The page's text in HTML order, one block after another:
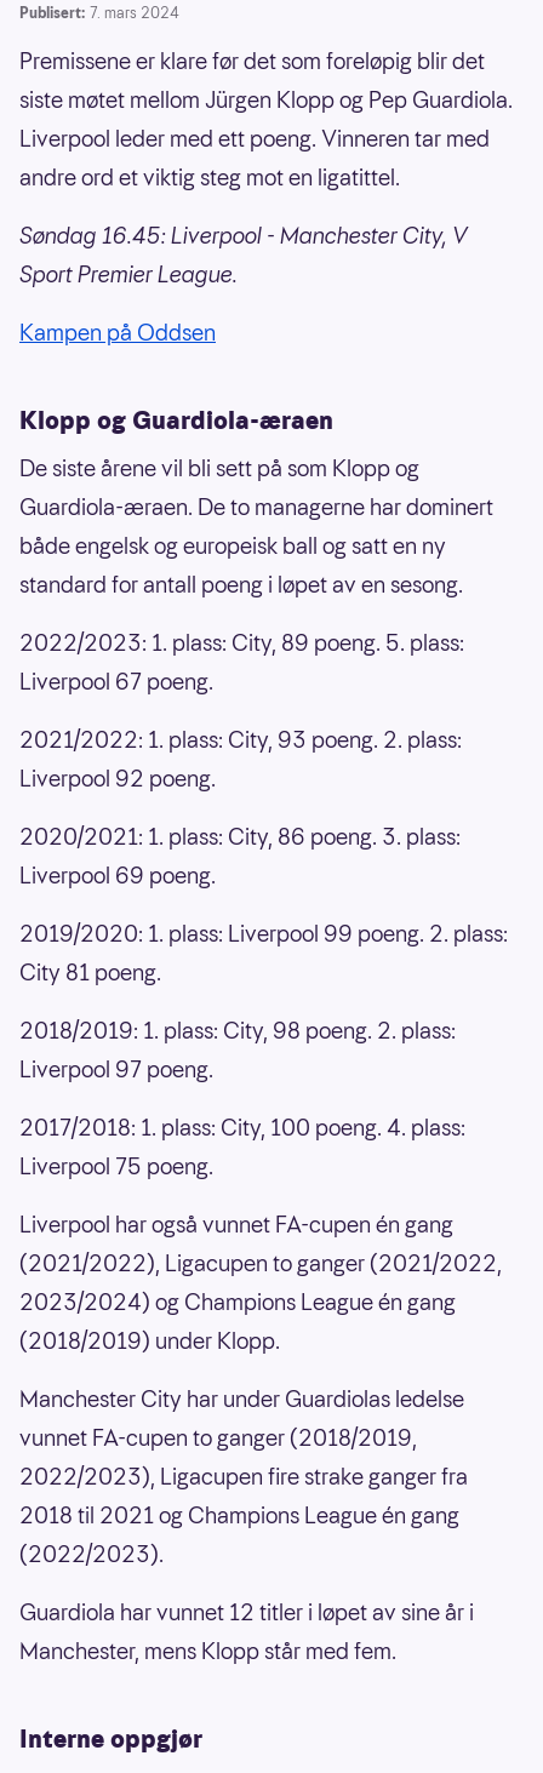
Publisert: 7. mars 2024
Premissene er klare før det som foreløpig blir det
siste møtet mellom Jürgen Klopp og Pep Guardiola.
Liverpool leder med ett poeng. Vinneren tar med
andre ord et viktig steg mot en ligatittel.
Søndag 16.45: Liverpool - Manchester City, V
Sport Premier League.
Kampen på Oddsen
Klopp og Guardiola-æraen
De siste årene vil bli sett på som Klopp og
Guardiola-æraen. De to managerne har dominert
både engelsk og europeisk ball og satt en ny
standard for antall poeng i løpet av en sesong.
2022/2023: 1. plass: City, 89 poeng. 5. plass:
Liverpool 67 poeng.
2021/2022: 1. plass: City, 93 poeng. 2. plass:
Liverpool 92 poeng.
2020/2021: 1. plass: City, 86 poeng. 3. plass:
Liverpool 69 poeng.
2019/2020: 1. plass: Liverpool 99 poeng. 2. plass:
City 81 poeng.
2018/2019: 1. plass: City, 98 poeng. 2. plass:
Liverpool 97 poeng.
2017/2018: 1. plass: City, 100 poeng. 4. plass:
Liverpool 75 poeng.
Liverpool har også vunnet FA-cupen én gang
(2021/2022), Ligacupen to ganger (2021/2022,
2023/2024) og Champions League én gang
(2018/2019) under Klopp.
Manchester City har under Guardiolas ledelse
vunnet FA-cupen to ganger (2018/2019,
2022/2023), Ligacupen fire strake ganger fra
2018 til 2021 og Champions League én gang
(2022/2023).
Guardiola har vunnet 12 titler i løpet av sine år i
Manchester, mens Klopp står med fem.
Interne oppgjør